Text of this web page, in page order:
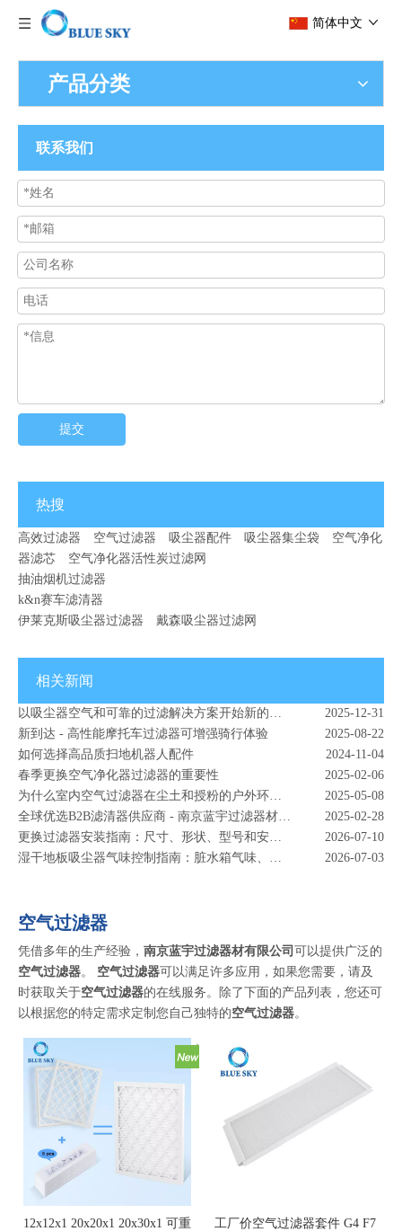
简体中文
产品分类
联系我们
提交
热搜
高效过滤器 空气过滤器 吸尘器配件 吸尘器集尘袋
空气净化
器滤芯
空气净化器活性炭过滤网
抽油烟机过滤器
k&n赛车滤清器
伊莱克斯吸尘器过滤器
戴森吸尘器过滤网
相关新闻
HEPA 与活性炭过滤器：差异、用途和选择指南
以吸尘器空气和可靠的过滤解决方案开始新的一年
2025-12-31
新到达 - 高性能摩托车过滤器可增强骑行体验
2025-08-22
如何选择高品质扫地机器人配件
2024-11-04
春季更换空气净化器过滤器的重要性
2025-02-06
2025-05-08
2025-02-28
2026-07-10
2026-07-03
如何选择摩托车空气滤清器：进气尺寸、发动机 CC、过滤介质和 OEM 定制
2026-06-08
HEPA 真空过滤器如何提高清洁性能和室内空气质量
2026-05-26
摩托车保养改装如何选择高性能摩托车空气滤清器
2026-05-20
为什么 HVAC 过滤器比您想象的更重要 - 改善室内空气质量从正确的过滤器开始
HEPA 与活性炭过滤器：差异、用途和选择指南
过滤器气味和维护指南：气味、气流和更换技巧
2026-07-08
2026-03-24
2026-02-18
新到达 - 高性能摩托车过滤器可增强骑行体验
如何选择高品质扫地机器人配件
春季更换空气净化器过滤器的重要性
空气过滤器
凭借多年的生产经验， 南京蓝宇过滤器材有限公司 可以提供广泛的
空气过滤器。 空气过滤器可以满足许多应用，如果您需要，请及
时获取关于空气过滤器的在线服务。除了下面的产品列表，您还可
以根据您的特定需求定制您自己独特的空气过滤器。
12x12x1 20x20x1 20x30x1 可重
工厂价空气过滤器套件 G4 F7